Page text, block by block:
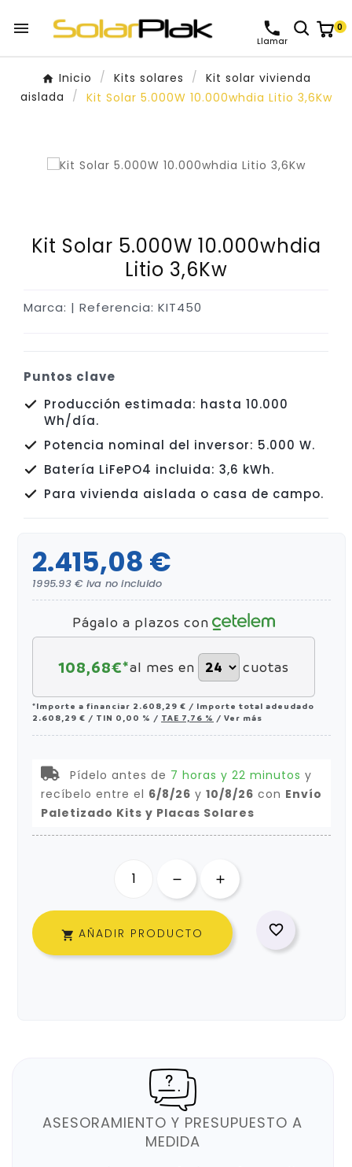

Llamar
0
Inicio Kits solares
Kit solar vivienda
aislada
Kit Solar 5.000W 10.000whdia Litio 3,6Kw
Kit Solar 5.000W 10.000whdia
Litio 3,6Kw
Marca: | Referencia: KIT450
Puntos clave
Producción estimada: hasta 10.000
Wh/día.
Potencia nominal del inversor: 5.000 W.
Batería LiFePO4 incluida: 3,6 kWh.
Para vivienda aislada o casa de campo.
2.415,08 €
1995.93 € iva no incluido
Págalo a plazos con
108,68€*al mes en cuotas
*Importe a financiar 2.608,29 € / Importe total adeudado
2.608,29 € / TIN 0,00 % / TAE 7,76 % / Ver más
Pídelo antes de 7 horas y 22 minutos y
recíbelo entre el 6/8/26 y 10/8/26 con Envío
Paletizado Kits y Placas Solares
 AÑADIR PRODUCTO 
ASESORAMIENTO Y PRESUPUESTO A
MEDIDA